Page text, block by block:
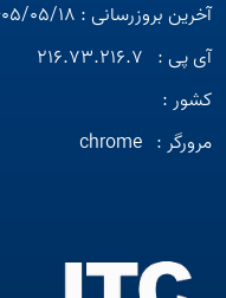
آخرین بروزرسانی : 1405/05/18 08:42
آی پی : 216.73.216.7
کشور :
مرورگر : chrome